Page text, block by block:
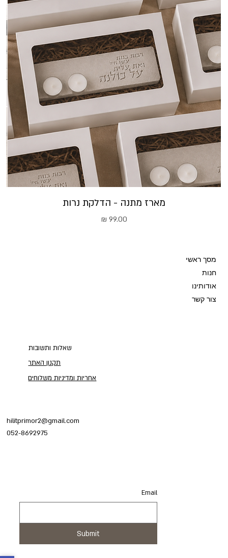
מארז מתנה - הדלקת נרות
מחיר
מסך ראשי
חנות
אודותינו
צור קשר
שאלות ותשובות
תקנון האתר
אחריות ומדיניות משלוחים
hilitprimor2@gmail.com
052-8692975
Email
Submit
Email
Submit